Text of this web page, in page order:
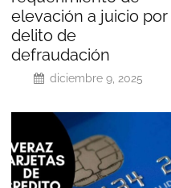
elevación a juicio por
delito de
defraudación
diciembre 9, 2025